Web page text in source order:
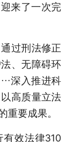
来了一次完
过刑法修正
、无障碍环
深入推进科
高质量立法
重要成果。
效法律310